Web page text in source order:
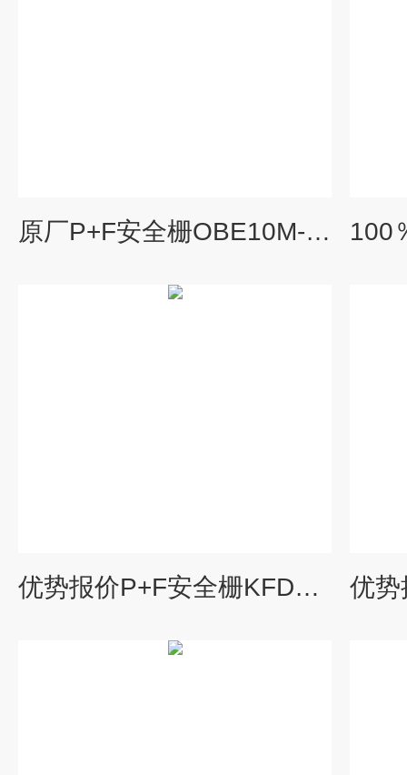
原厂P+F安全栅OBE10M-18GM60-SE5工作原理
优势报价P+F安全栅KFD2-STV4-EX1-1现货多